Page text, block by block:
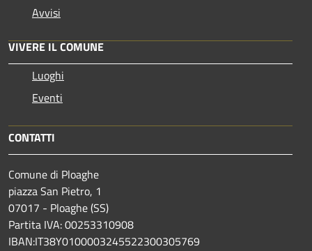
Avvisi
VIVERE IL COMUNE
Luoghi
Eventi
CONTATTI
Comune di Ploaghe
piazza San Pietro, 1
07017 - Ploaghe (SS)
Partita IVA: 00253310908
IBAN:IT38Y0100003245522300305769